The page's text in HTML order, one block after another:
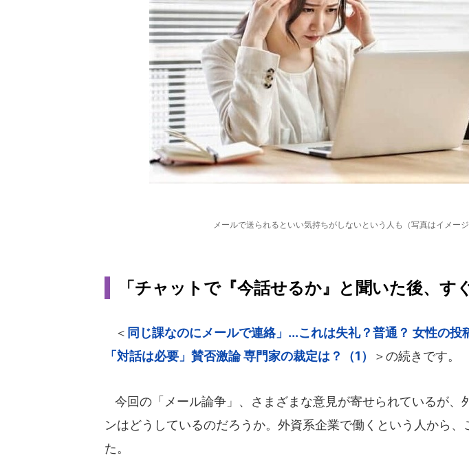
メールで送られるといい気持ちがしないという人も（写真はイメージ
「チャットで『今話せるか』と聞いた後、す
＜ 同じ課なのにメールで連絡」...これは失礼？普通？ 女性の投
「対話は必要」賛否激論 専門家の裁定は？（1）
＞の続きです。
今回の「メール論争」、さまざまな意見が寄せられているが、
ンはどうしているのだろうか。外資系企業で働くという人から、
た。